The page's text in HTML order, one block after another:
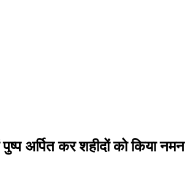
अर्पित कर शहीदों को किया नमन